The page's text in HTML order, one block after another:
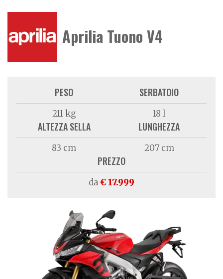
Aprilia Tuono V4
PESO
211 kg
SERBATOIO
18 l
ALTEZZA SELLA
83 cm
LUNGHEZZA
207 cm
PREZZO
da€ 17.999